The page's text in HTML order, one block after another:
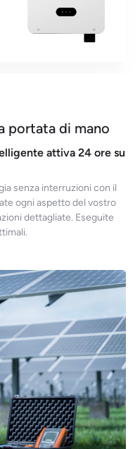
portata di mano
attiva 24 ore su
senza interruzioni con il
ogni aspetto del vostro
dettagliate. Eseguite